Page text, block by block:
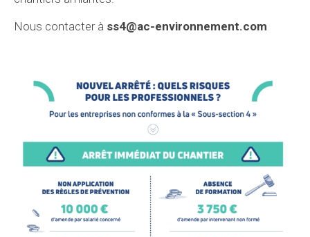
Nous contacter à ss4@ac-environnement.com